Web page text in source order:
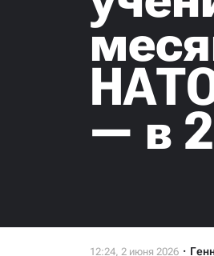
— в